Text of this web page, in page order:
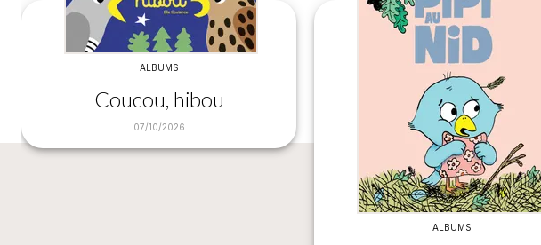
ALBUMS
Coucou, hibou
07/10/2026
ALBUMS